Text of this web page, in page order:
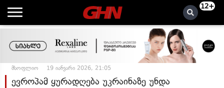
12+
მსოფლიო 19 იანვარი 2026, 21:05
ევროპამ ყურადღება უკრაინაზე უნდა